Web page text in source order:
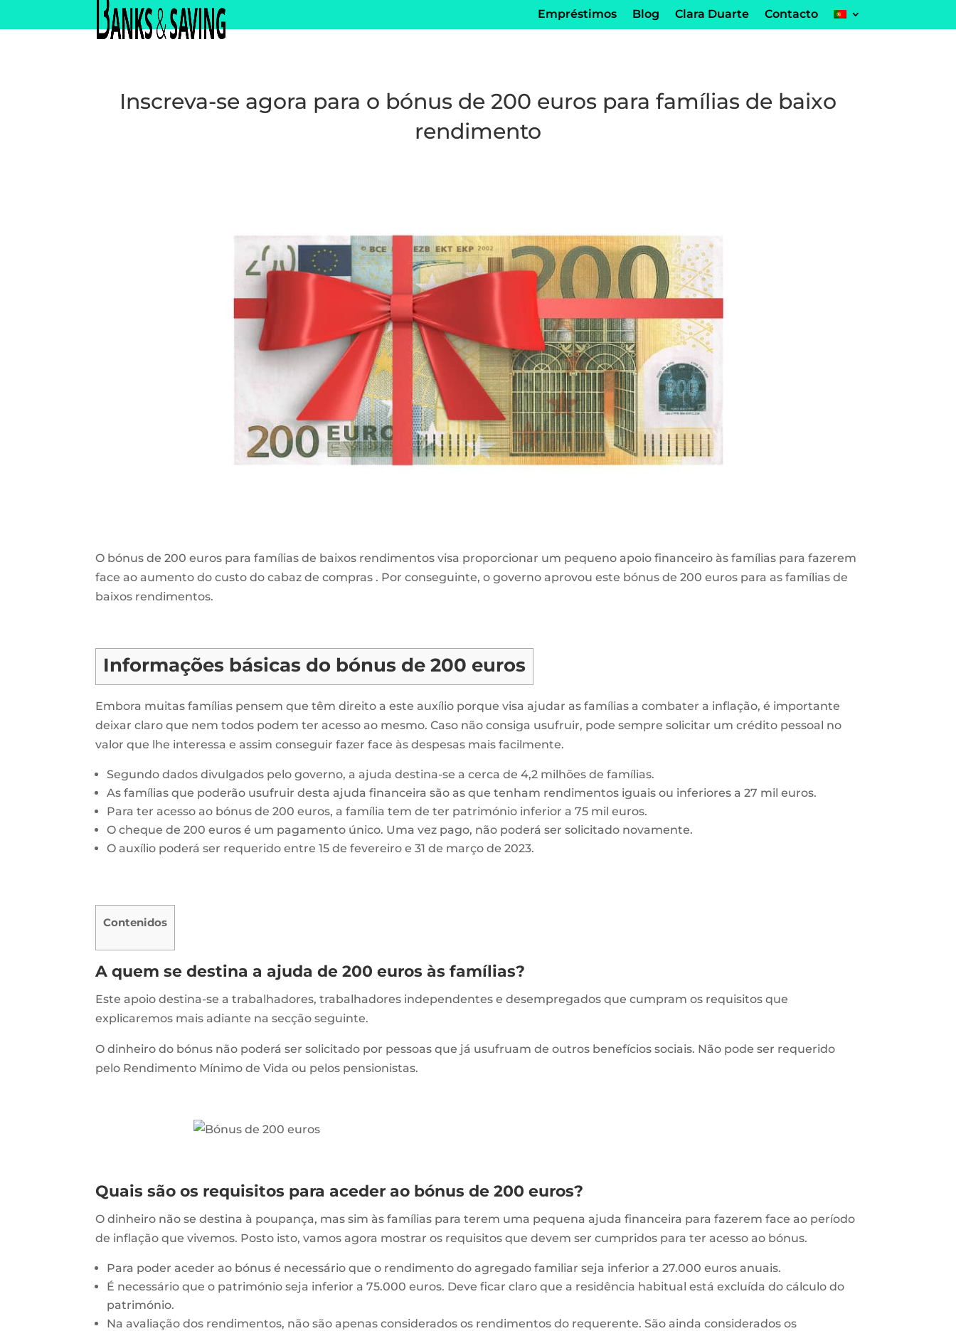
Empréstimos Blog Clara Duarte Contacto
Inscreva-se agora para o bónus de 200 euros para famílias de baixo
rendimento
O bónus de 200 euros para famílias de baixos rendimentos visa proporcionar um pequeno apoio financeiro às famílias para fazerem
face ao aumento do custo docabaz de compras . Por conseguinte, o governo aprovou este bónus de 200 euros para as famílias de
baixos rendimentos.
Informações básicas do bónus de 200 euros
Embora muitas famílias pensem que têm direito a este auxílio porque visa ajudar as famílias a combater a inflação, é importante
deixar claro que nem todos podem ter acesso ao mesmo. Caso não consiga usufruir, pode sempresolicitar um crédito pessoal no
valor que lhe interessa e assim conseguir fazer face às despesas mais facilmente.
Segundo dados divulgados pelo governo, a ajuda destina-se a cerca de 4,2 milhões de famílias.
As famílias que poderão usufruir desta ajuda financeira são as que tenham rendimentos iguais ou inferiores a 27 mil euros.
Para ter acesso ao bónus de 200 euros, a família tem de ter património inferior a 75 mil euros.
O cheque de 200 euros é um pagamento único. Uma vez pago, não poderá ser solicitado novamente.
O auxílio poderá ser requerido entre 15 de fevereiro e 31 de março de 2023.
Contenidos
A quem se destina a ajuda de 200 euros às famílias?
Este apoio destina-se a trabalhadores, trabalhadores independentes e desempregados que cumpram os requisitos que
explicaremos mais adiante na secção seguinte.
O dinheiro do bónus não poderá ser solicitado por pessoas que já usufruam de outros benefícios sociais. Não pode ser requerido
pelo Rendimento Mínimo de Vida ou pelos pensionistas.
Quais são os requisitos para aceder ao bónus de 200 euros?
O dinheiro não se destina à poupança, mas sim às famílias para terem uma pequenaajuda financeira para fazerem face ao período
de inflação que vivemos. Posto isto, vamos agora mostrar os requisitos que devem ser cumpridos para ter acesso ao bónus.
Para poder aceder ao bónus é necessário que o rendimento do agregado familiar seja inferior a 27.000 euros anuais.
É necessário que o património seja inferior a 75.000 euros. Deve ficar claro que a residência habitual está excluída do cálculo do
património.
Na avaliação dos rendimentos, não são apenas considerados os rendimentos do requerente. São ainda considerados os